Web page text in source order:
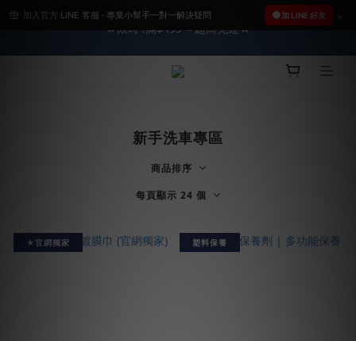
加入官方 LINE 客服 · 專業小幫手一對一解決疑問 加 LINE 好友
2026車友推薦新車鍍膜１００% 成功的秘訣，全靠這組😎　 ( 查
看鍍膜攻略✔ )
★限時 :滿$499 ➨超商免運★
2026車友推薦新車鍍膜１００% 成功的秘訣，全靠這組😎　 ( 查
新手洗車專區
商品排序
每頁顯示 24 個
★官網獨家 塑料保養